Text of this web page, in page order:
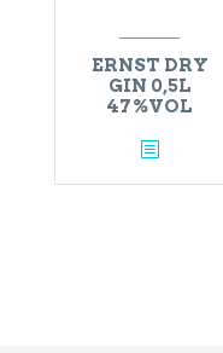
ERNST DRY
GIN 0,5L
47%VOL